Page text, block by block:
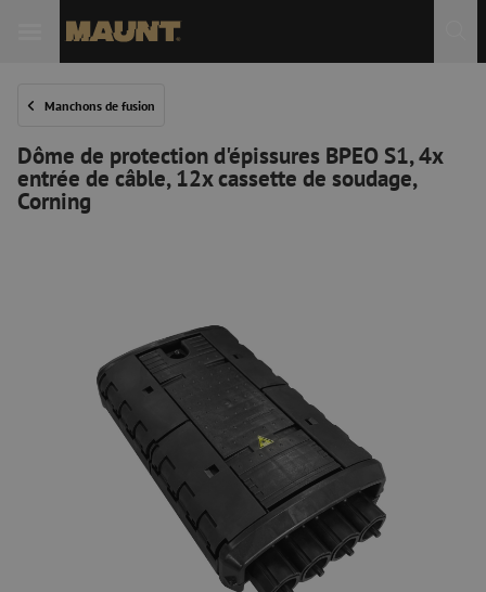
Manchons de fusion
Dôme de protection d'épissures BPEO S1, 4x
entrée de câble, 12x cassette de soudage,
Corning